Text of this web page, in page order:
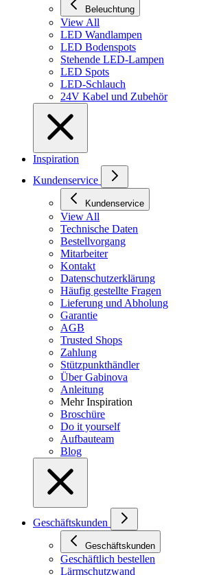
Beleuchtung
View All
LED Wandlampen
LED Bodenspots
Stehende LED-Lampen
LED Spots
LED-Schlauch
24V Kabel und Zubehör
Inspiration
Kundenservice
Kundenservice
View All
Technische Daten
Bestellvorgang
Mitarbeiter
Kontakt
Datenschutzerklärung
Häufig gestellte Fragen
Lieferung und Abholung
Garantie
AGB
Trusted Shops
Zahlung
Stützpunkthändler
Über Gabinova
Anleitung
Mehr Inspiration
Broschüre
Do it yourself
Aufbauteam
Blog
Geschäftskunden
Geschäftskunden
Geschäftlich bestellen
Lärmschutzwand